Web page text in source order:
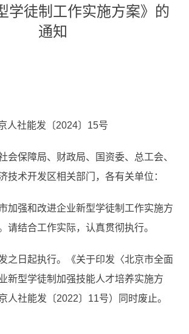
学徒制工作实施方案》的
通知
人社能发〔2024〕15号
会保障局、财政局、国资委、总工会、
技术开发区相关部门，各有关单位：
加强和改进企业新型学徒制工作实施方
请结合工作实际，认真贯彻执行。
之日起执行。《关于印发〈北京市全面
新型学徒制加强技能人才培养实施方
人社能发〔2022〕11号）同时废止。